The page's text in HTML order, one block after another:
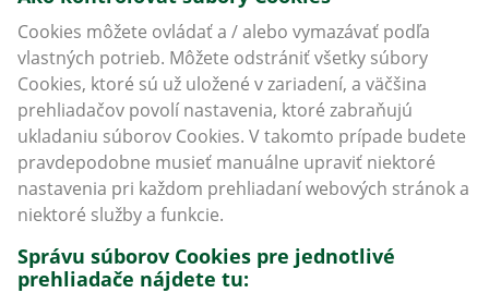
Cookies môžete ovládať a / alebo vymazávať podľa
vlastných potrieb. Môžete odstrániť všetky súbory
Cookies, ktoré sú už uložené v zariadení, a väčšina
prehliadačov povolí nastavenia, ktoré zabraňujú
ukladaniu súborov Cookies. V takomto prípade budete
pravdepodobne musieť manuálne upraviť niektoré
nastavenia pri každom prehliadaní webových stránok a
niektoré služby a funkcie.
Správu súborov Cookies pre jednotlivé
prehliadače nájdete tu: